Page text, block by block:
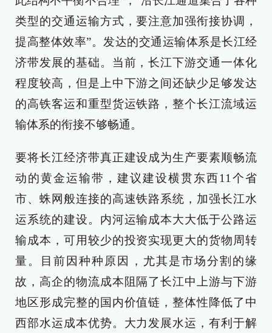
类型的交通运输方式，要注意加强衔接协调，
提高整体效率”。发达的交通运输体系是长江经
济带发展的基础。当前，长江下游交通一体化
程度较高，但是上中下游之间还缺少足够发达
的高铁客运和重型货运铁路，整个长江流域运
输体系的衔接不够畅通。
要将长江经济带真正建设成为生产要素顺畅流
动的黄金运输带，建议建设横贯东西11个省
市、蛛网般连接的高速铁路系统，加强长江水
运系统的建设。内河运输成本大大低于公路运
输成本，可用较少的投资实现更大的货物周转
量。目前因种种原因，尤其是市场分割的缘
故，高企的物流成本阻隔了长江中上游与下游
地区形成完整的国内价值链，整体性降低了中
西部水运成本优势。大力发展水运，有利于解